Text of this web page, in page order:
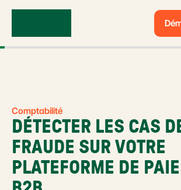
Comptabilité
DÉTECTER LES CAS
FRAUDE SUR VOTRE
PLATEFORME DE